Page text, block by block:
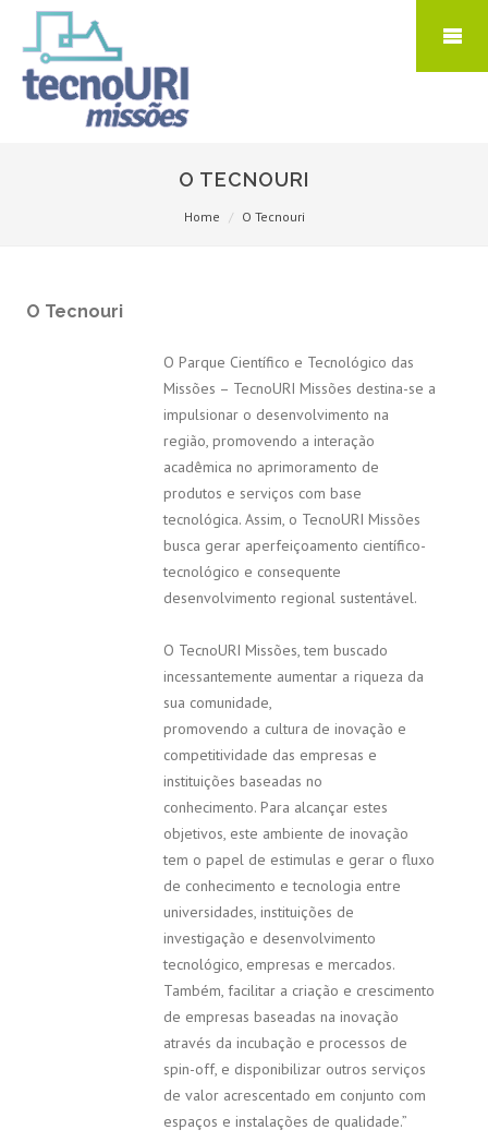
O TECNOURI
Home O Tecnouri
O Tecnouri
O Parque Científico e Tecnológico das
Missões – TecnoURI Missões destina-se a
impulsionar o desenvolvimento na
região, promovendo a interação
acadêmica no aprimoramento de
produtos e serviços com base
tecnológica. Assim, o TecnoURI Missões
busca gerar aperfeiçoamento científico-
tecnológico e consequente
desenvolvimento regional sustentável.
O TecnoURI Missões, tem buscado
incessantemente aumentar a riqueza da
sua comunidade,
promovendo a cultura de inovação e
competitividade das empresas e
instituições baseadas no
conhecimento. Para alcançar estes
objetivos, este ambiente de inovação
tem o papel de estimulas e gerar o fluxo
de conhecimento e tecnologia entre
universidades, instituições de
investigação e desenvolvimento
tecnológico, empresas e mercados.
Também, facilitar a criação e crescimento
de empresas baseadas na inovação
através da incubação e processos de
spin-off, e disponibilizar outros serviços
de valor acrescentado em conjunto com
espaços e instalações de qualidade.”